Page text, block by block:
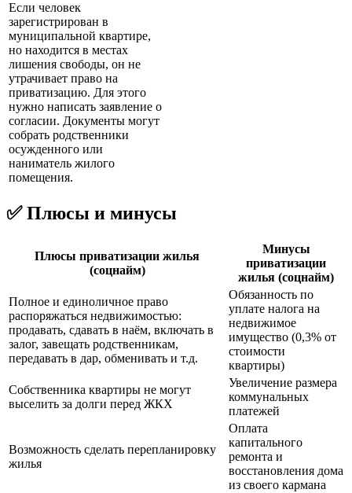
Если человек
зарегистрирован в
муниципальной квартире,
но находится в местах
лишения свободы, он не
утрачивает право на
приватизацию. Для этого
нужно написать заявление о
согласии. Документы могут
собрать родственники
осужденного или
наниматель жилого
помещения.
✅ Плюсы и минусы
Плюсы приватизации жилья
(соцнайм)
Минусы
приватизации
жилья (соцнайм)
Полное и единоличное право
распоряжаться недвижимостью:
продавать, сдавать в наём, включать в
залог, завещать родственникам,
передавать в дар, обменивать и т.д.
Обязанность по
уплате налога на
недвижимое
имущество (0,3% от
стоимости
квартиры)
Собственника квартиры не могут
выселить за долги перед ЖКХ
Увеличение размера
коммунальных
платежей
Возможность сделать перепланировку
жилья
Оплата
капитального
ремонта и
восстановления дома
из своего кармана